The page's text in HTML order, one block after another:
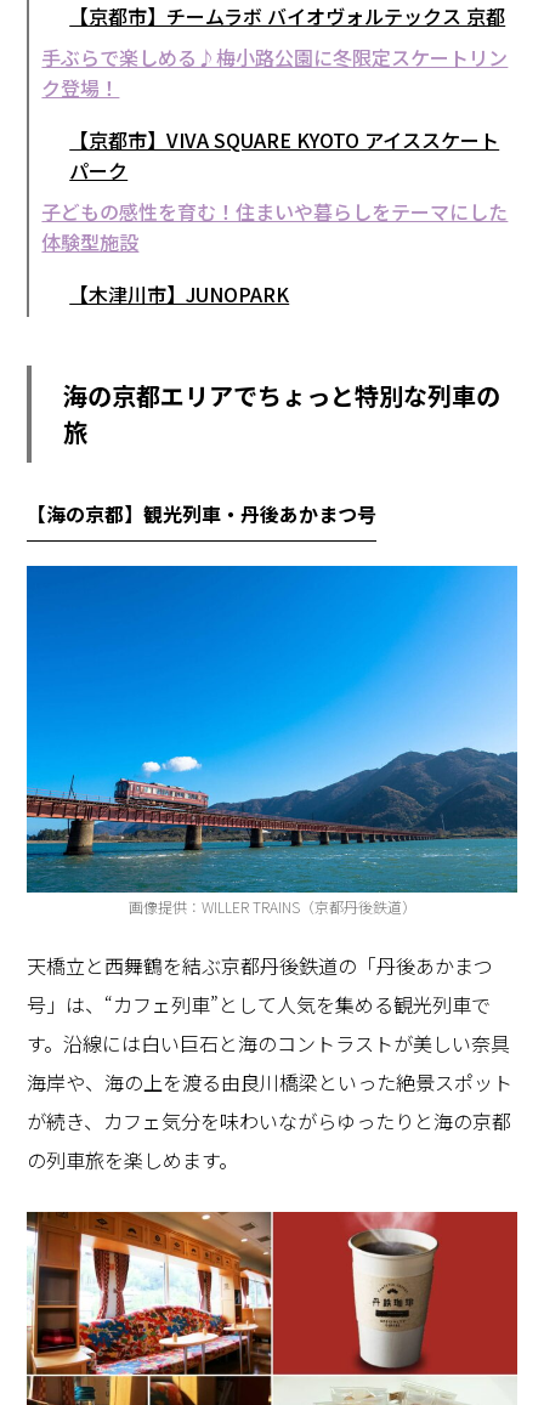
【京都市】チームラボ バイオヴォルテックス 京都
手ぶらで楽しめる♪梅小路公園に冬限定スケートリン
ク登場！
【京都市】VIVA SQUARE KYOTO アイススケート
パーク
子どもの感性を育む！住まいや暮らしをテーマにした
体験型施設
【木津川市】JUNOPARK
海の京都エリアでちょっと特別な列車の
旅
【海の京都】観光列車・丹後あかまつ号
画像提供：WILLER TRAINS（京都丹後鉄道）
天橋立と西舞鶴を結ぶ京都丹後鉄道の「丹後あかまつ
号」は、“カフェ列車”として人気を集める観光列車で
す。沿線には白い巨石と海のコントラストが美しい奈具
海岸や、海の上を渡る由良川橋梁といった絶景スポット
が続き、カフェ気分を味わいながらゆったりと海の京都
の列車旅を楽しめます。